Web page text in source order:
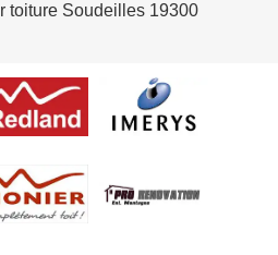
toiture Soudeilles 19300